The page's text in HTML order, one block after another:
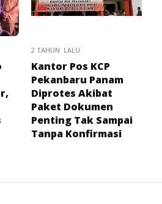
2 TAHUN LALU
Kantor Pos KCP
Pekanbaru Panam
Diprotes Akibat
Paket Dokumen
Penting Tak Sampai
Tanpa Konfirmasi